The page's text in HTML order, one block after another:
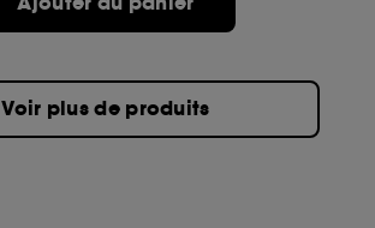
Voir plus de produits